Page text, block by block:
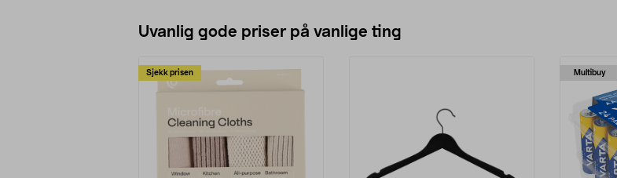
Uvanlig gode priser på vanlige ting
Sjekk prisen Multibuy